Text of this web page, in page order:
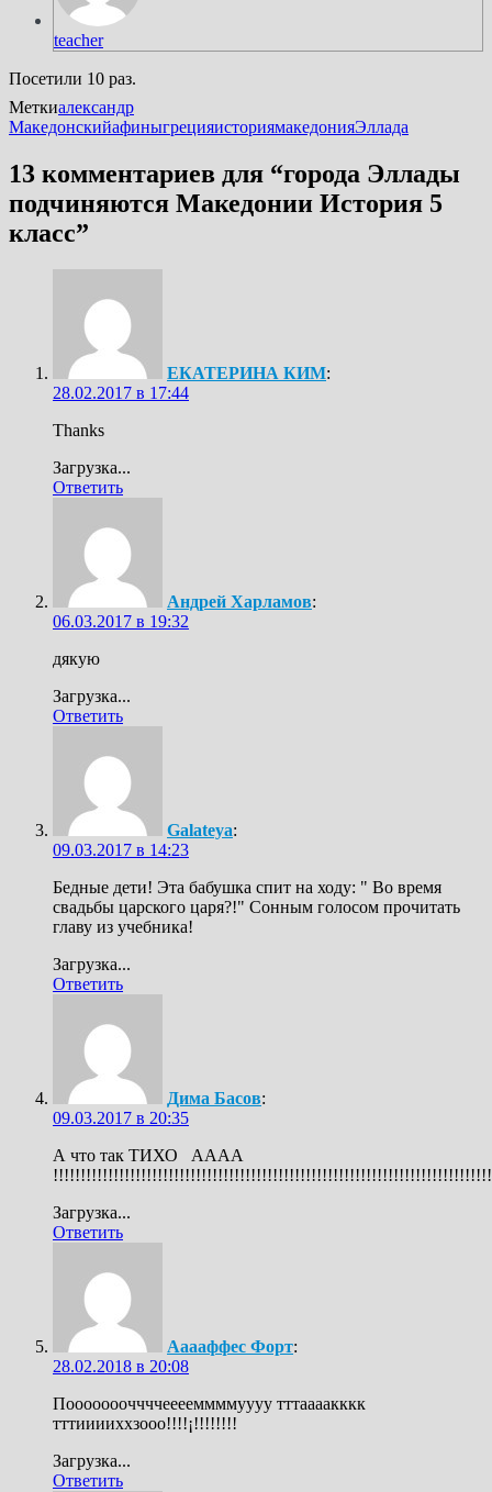
teacher
Посетили 10 раз.
Меткиалександр
МакедонскийафиныгрецияисториямакедонияЭллада
13 комментариев для “города Эллады
подчиняются Македонии История 5
класс”
ЕКАТЕРИНА КИМ:
28.02.2017 в 17:44
Thanks
Загрузка...
Ответить
Андрей Харламов:
06.03.2017 в 19:32
дякую
Загрузка...
Ответить
Galateya:
09.03.2017 в 14:23
Бедные дети! Эта бабушка спит на ходу: " Во время
свадьбы царского царя?!" Сонным голосом прочитать
главу из учебника!
Загрузка...
Ответить
Дима Басов:
09.03.2017 в 20:35
А что так ТИХО АААА
Загрузка...
Ответить
Ааааффес Форт:
28.02.2018 в 20:08
Поооооооччччееееммммуууу тттаааакккк
тттииииххзооо!!!!¡!!!!!!!!
Загрузка...
Ответить